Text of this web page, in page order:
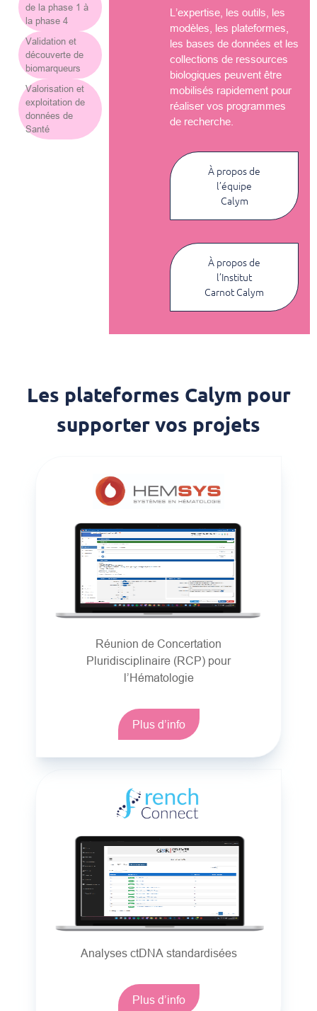
de la phase 1 à
la phase 4
Validation et
découverte de
biomarqueurs
Valorisation et
exploitation de
données de
Santé
L’expertise, les outils, les
modèles, les plateformes,
les bases de données et les
collections de ressources
biologiques peuvent être
mobilisés rapidement pour
réaliser vos programmes
de recherche.
À propos de
l’équipe
Calym
À propos de
l’Institut
Carnot Calym
Les plateformes Calym pour
supporter vos projets
Réunion de Concertation
Pluridisciplinaire (RCP) pour
l’Hématologie
Plus d’info
Analyses ctDNA standardisées
Plus d’info